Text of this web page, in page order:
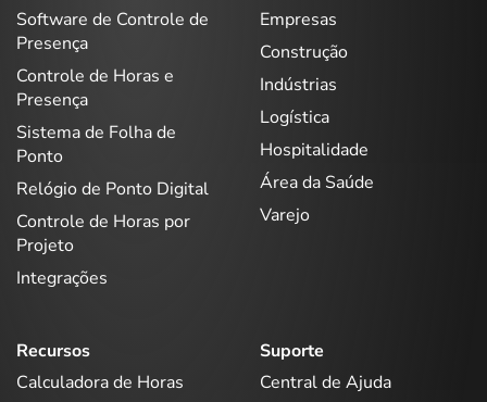
Software de Controle de
Presença
Controle de Horas e
Presença
Sistema de Folha de
Ponto
Relógio de Ponto Digital
Controle de Horas por
Projeto
Integrações
Empresas
Construção
Indústrias
Logística
Hospitalidade
Área da Saúde
Varejo
Recursos
Calculadora de Horas
Suporte
Central de Ajuda